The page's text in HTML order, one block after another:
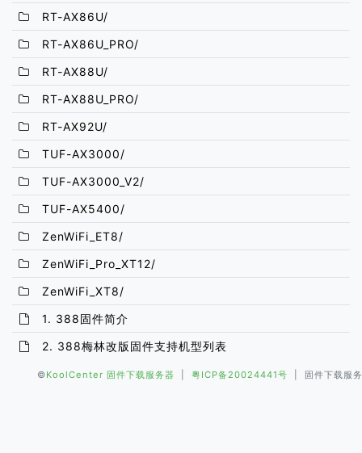
RT-AX86U/
RT-AX86U_PRO/
RT-AX88U/
RT-AX88U_PRO/
RT-AX92U/
TUF-AX3000/
TUF-AX3000_V2/
TUF-AX5400/
ZenWiFi_ET8/
ZenWiFi_Pro_XT12/
ZenWiFi_XT8/
1. 388固件简介
2. 388梅林改版固件支持机型列表
©KoolCenter 固件下载服务器 粤ICP备20024441号 | 固件下载服